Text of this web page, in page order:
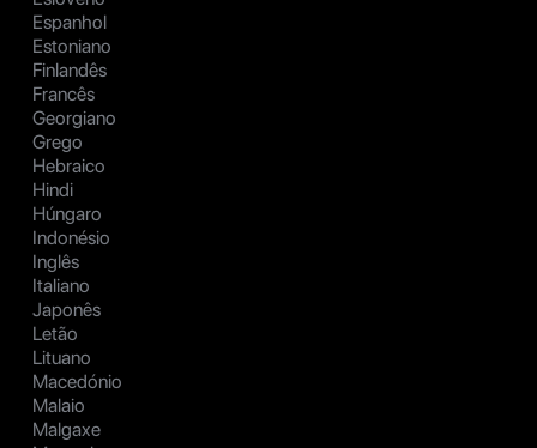
Espanhol
Estoniano
Finlandês
Francês
Georgiano
Grego
Hebraico
Hindi
Húngaro
Indonésio
Inglês
Italiano
Japonês
Letão
Lituano
Macedónio
Malaio
Malgaxe